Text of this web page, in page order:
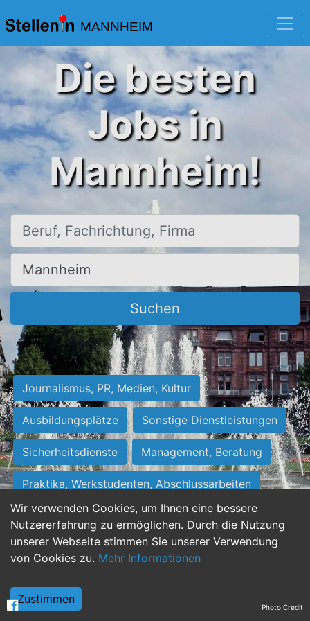
MANNHEIM
Wir verwenden Cookies, um Ihnen eine bessere
Nutzererfahrung zu ermöglichen. Durch die Nutzung
unserer Webseite stimmen Sie unserer Verwendung
von Cookies zu. Mehr Informationen
Zustimmen
Die besten
Jobs in
Mannheim!
Beruf, Fachrichtung, Firma
Ort, Stadt
Suchen
Journalismus, PR, Medien, Kultur
Ausbildungsplätze Sonstige Dienstleistungen
Sicherheitsdienste Management, Beratung
Praktika, Werkstudenten, Abschlussarbeiten
Personalwesen Assistenz, Sekretariat
Hilfskräfte, Aushilfs- und Nebenjobs
Weiterbildung, Studium, duale Ausbildung Photo Credit